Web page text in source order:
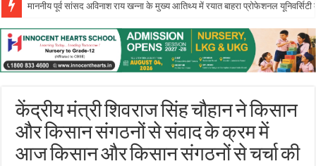
इन्नोसेंट हार्ट्स स्कूल में ‘दिशा – एन इनिशिएटिव’ के तहत आयोजित एंटरप्रेन्योरशिप सेमिनार
केंद्रीय मंत्री शिवराज सिंह चौहान ने किसान
और किसान संगठनों से संवाद के क्रम में
आज किसान और किसान संगठनों से चर्चा की